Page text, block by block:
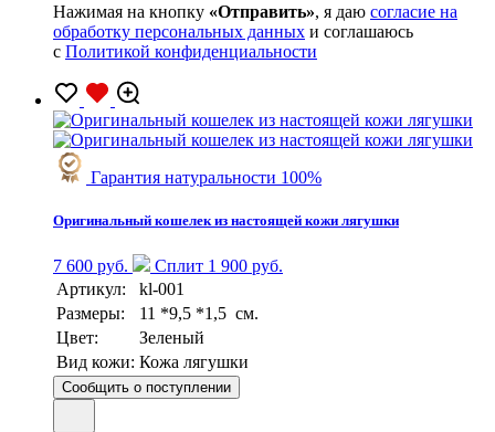
Нажимая на кнопку «Отправить», я даю согласие на
обработку персональных данных и соглашаюсь
с Политикой конфиденциальности
Гарантия натуральности 100%
Оригинальный кошелек из настоящей кожи лягушки
7 600 руб.
Сплит 1 900 руб.
Артикул:
kl-001
Размеры:
11 *9,5 *1,5 см.
Цвет:
Зеленый
Вид кожи: Кожа лягушки
Сообщить о поступлении